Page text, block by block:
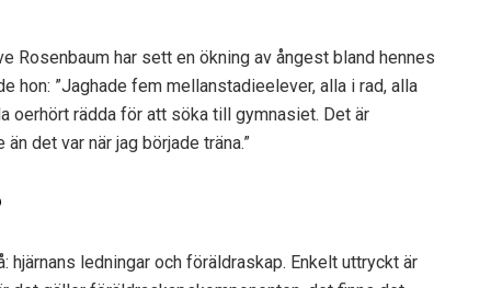
Rosenbaum har sett en ökning av ångest bland hennes
hon: ”Jaghade fem mellanstadieelever, alla i rad, alla
oerhört rädda för att söka till gymnasiet. Det är
det var när jag började träna.”
hjärnans ledningar och föräldraskap. Enkelt uttryckt är